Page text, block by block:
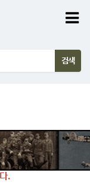
.